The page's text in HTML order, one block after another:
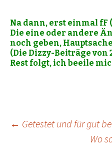
Na dann, erst einmal fF
Die eine oder andere
noch geben,
(Die Dizzy-Beiträge von
Rest folgt, ich beeile
Beitrags-
← Getestet und für gut
Wo